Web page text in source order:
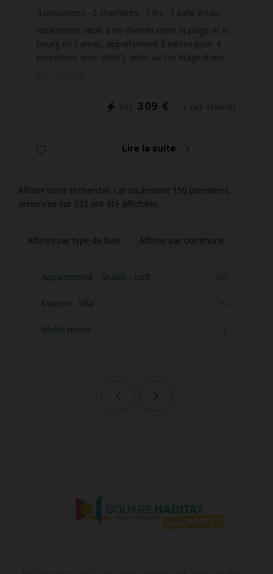
4 personnes 2 chambres 3 lits 1 salle d'eau
Idéalement situé à mi-chemin entre la plage et le
bourg de Carnac, appartement 3 pièces pour 4
personnes (env. 69m²), situé au 1er étage d'une
DÈS 309 € / PAR SEMAINE
Lire la suite
Affiner votre recherche, car seulement 150 premières
annonces sur 332 ont été affichées.
Affinez par type de bien Affinez par commune
Appartement - Studio - Loft
Maison - Villa
Mobil-Home
Page précédente